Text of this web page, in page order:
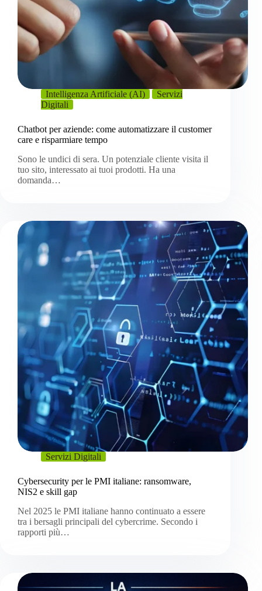
Intelligenza Artificiale (AI)
Servizi
Digitali
Chatbot per aziende: come automatizzare il customer
care e risparmiare tempo
Sono le undici di sera. Un potenziale cliente visita il
tuo sito, interessato ai tuoi prodotti. Ha una
domanda…
Servizi Digitali
Cybersecurity per le PMI italiane: ransomware,
NIS2 e skill gap
Nel 2025 le PMI italiane hanno continuato a essere
tra i bersagli principali del cybercrime. Secondo i
rapporti più…